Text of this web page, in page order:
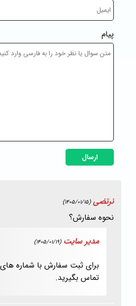
پیام
ارسال
نرتضی (1405/01/15)
نحوه سفارش؟
مدیر سایت (1405/01/19)
برای ثبت سفارش با شماره
تماس بگیرید.